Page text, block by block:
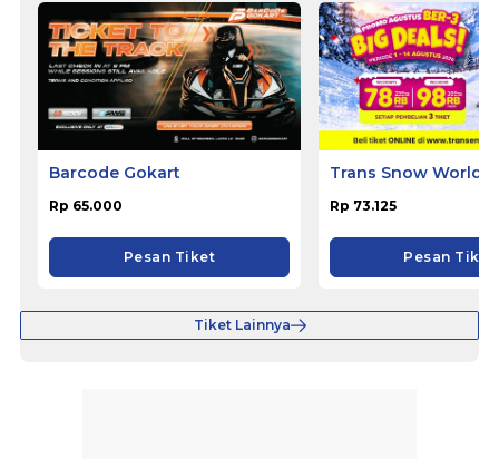
Barcode Gokart
Rp 65.000
Pesan Tiket
Trans Snow World
Rp 73.125
Pesan Tiket
Tiket Lainnya